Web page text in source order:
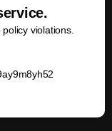
violations.